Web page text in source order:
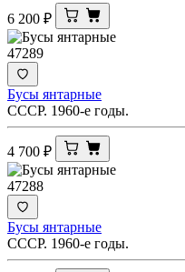
6 200 ₽
47289
Бусы янтарные
СССР. 1960-е годы.
4 700 ₽
47288
Бусы янтарные
СССР. 1960-е годы.